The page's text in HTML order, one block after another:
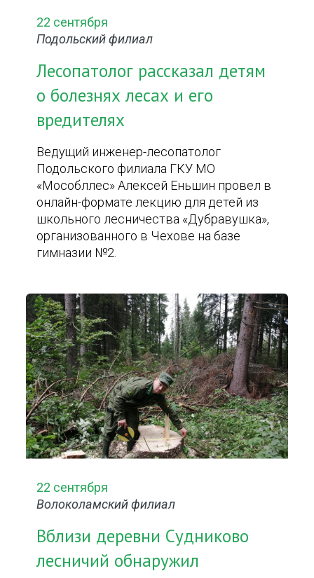
22 сентября
Подольский филиал
Лесопатолог рассказал детям
о болезнях лесах и его
вредителях
Ведущий инженер-лесопатолог
Подольского филиала ГКУ МО
«Мособллес» Алексей Еньшин провел в
онлайн-формате лекцию для детей из
школьного лесничества «Дубравушка»,
организованного в Чехове на базе
гимназии №2.
22 сентября
Волоколамский филиал
Вблизи деревни Судниково
лесничий обнаружил